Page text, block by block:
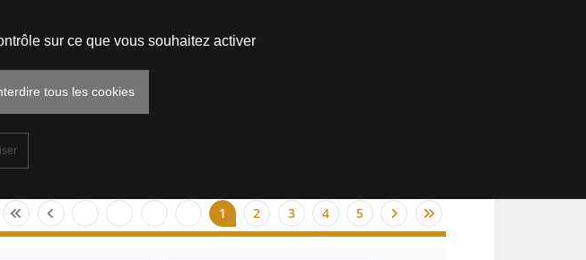
1 2 3 4 5
sur ce que vous souhaitez activer
tous les cookies